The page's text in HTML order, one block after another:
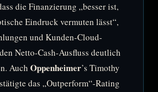
die Finanzierung „besser ist,
Eindruck vermuten lässt“,
und Kunden-Cloud-
Netto-Cash-Ausfluss deutlich
Auch Oppenheimer’s Timothy
das „Outperform“-Rating